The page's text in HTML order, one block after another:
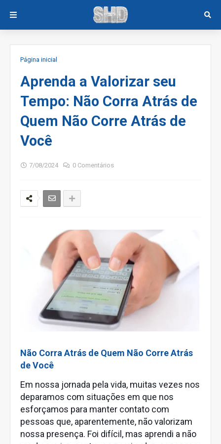
Página inicial
Aprenda a Valorizar seu
Tempo: Não Corra Atrás de
Quem Não Corre Atrás de
Você
7/08/2024 0 Comentários
Não Corra Atrás de Quem Não Corre Atrás
de Você
Em nossa jornada pela vida, muitas vezes nos
deparamos com situações em que nos
esforçamos para manter contato com
pessoas que, aparentemente, não valorizam
nossa presença. Foi difícil, mas aprendi a não